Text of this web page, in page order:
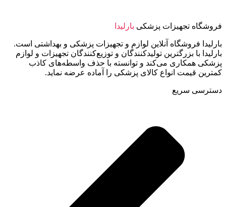
فروشگاه تجهیزات پزشکی بارلیدا
بارلیدا فروشگاه آنلاین لوازم و تجهیزات پزشکی و بهداشتی است.
بارلیدا با بزرگترین تولیدکنندگان و توزیع‌کنندگان تجهیزات و لوازم
پزشکی همکاری می‌کند و توانسته با حذف واسطه‌های کاذب
کمترین قیمت انواع کالای پزشکی را آماده عرضه نماید.
دسترسی سریع